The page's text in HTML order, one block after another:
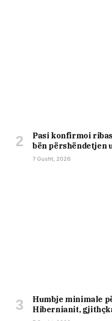
Pasi konfirmoi
bën përshëndetjen
7 Gusht, 2026
Humbje minimale
Hibernianit,